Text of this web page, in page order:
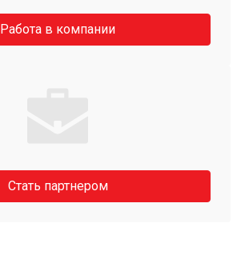
Работа в компании
Стать партнером